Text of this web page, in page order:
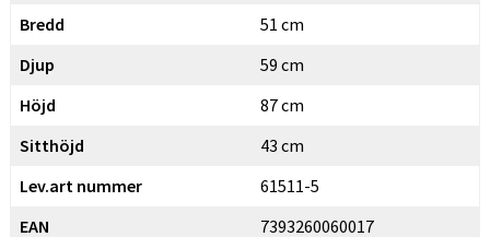
Bredd
51 cm
Djup
59 cm
Höjd
87 cm
Sitthöjd
43 cm
Lev.art nummer
61511-5
EAN
7393260060017